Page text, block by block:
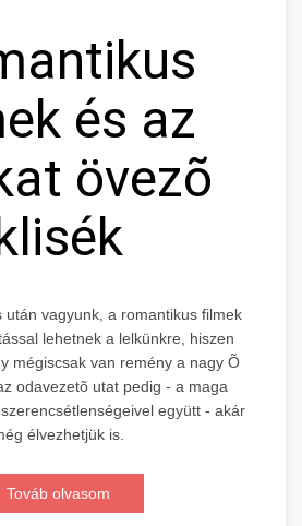
és az
övezõ
után vagyunk, a romantikus filmek
lehetnek a lelkünkre, hiszen
mégiscsak van remény a nagy Õ
odavezetõ utat pedig - a maga
együtt - akár
élvezhetjük is.
Továb olvasom